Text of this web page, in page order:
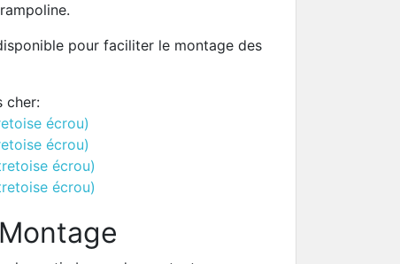
pour faciliter le montage des
cher:
écrou)
écrou)
écrou)
écrou)
Montage